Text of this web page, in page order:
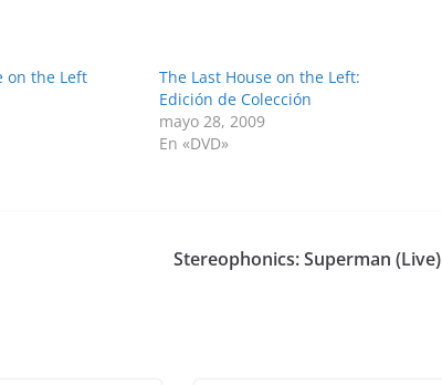
on the Left
The Last House on the Left:
Edición de Colección
mayo 28, 2009
En «DVD»
Stereophonics: Superman (Live)